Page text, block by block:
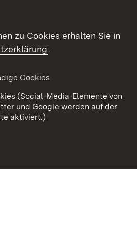
Datenschutz
Barrierefreiheit
Cookies
zu Cookies erhalten Sie in
.
Cookies
(Social-Media-Elemente von
und Google werden auf der
aktiviert.)